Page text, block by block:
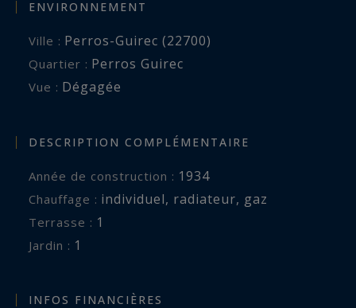
ENVIRONNEMENT
Ville : Perros-Guirec (22700)
Quartier : Perros Guirec
Vue : Dégagée
DESCRIPTION COMPLÉMENTAIRE
Année de construction : 1934
Chauffage : individuel, radiateur, gaz
terrasse : 1
jardin : 1
INFOS FINANCIÈRES